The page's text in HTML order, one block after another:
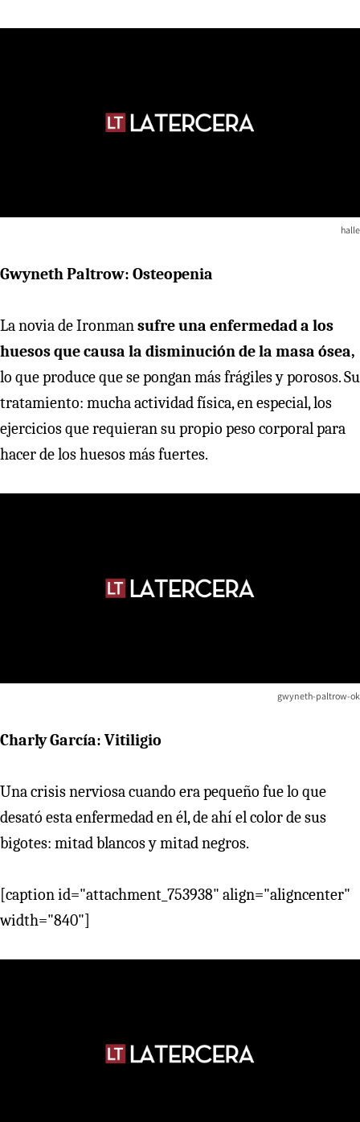
halle
Gwyneth Paltrow: Osteopenia
La novia de Ironmansufre una enfermedad a los
huesos que causa la disminución de la masa ósea,
lo que produce que se pongan más frágiles y porosos. Su
tratamiento: mucha actividad física, en especial, los
ejercicios que requieran su propio peso corporal para
hacer de los huesos más fuertes.
gwyneth-paltrow-ok
Charly García: Vitiligio
Una crisis nerviosa cuando era pequeño fue lo que
desató esta enfermedad en él, de ahí el color de sus
bigotes: mitad blancos y mitad negros.
[caption id="attachment_753938" align="aligncenter"
width="840"]